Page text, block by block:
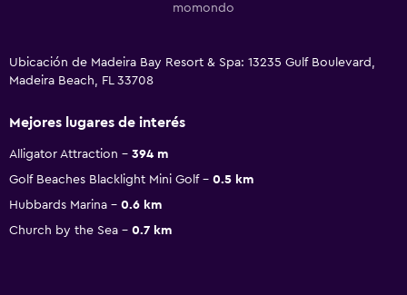
momondo
Ubicación de Madeira Bay Resort & Spa: 13235 Gulf Boulevard,
Madeira Beach, FL 33708
Mejores lugares de interés
Alligator Attraction
394 m
Golf Beaches Blacklight Mini Golf
0.5 km
Hubbards Marina
0.6 km
Church by the Sea
0.7 km